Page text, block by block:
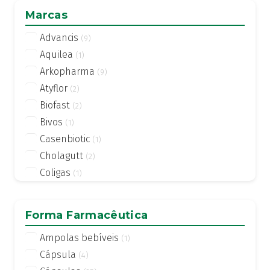
Marcas
Advancis (9)
Aquilea (1)
Arkopharma (9)
Atyflor (2)
Biofast (2)
Bivos (1)
Casenbiotic (1)
Cholagutt (2)
Coligas (1)
Duobiotic (2)
Electrolit (1)
Eno (2)
Forma Farmacêutica
Ampolas bebíveis (1)
Cápsula (4)